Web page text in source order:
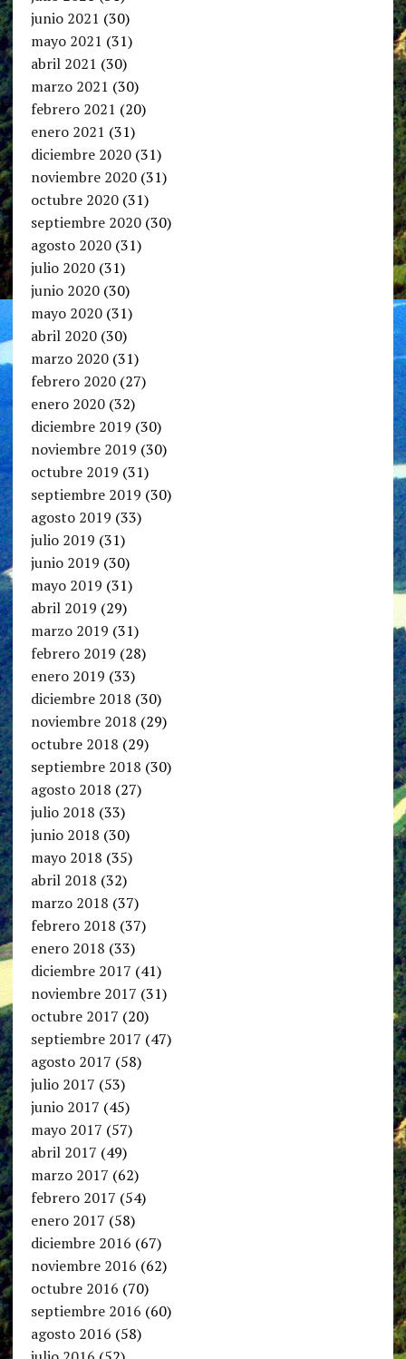
junio 2021 (30)
mayo 2021 (31)
abril 2021 (30)
marzo 2021 (30)
febrero 2021 (20)
enero 2021 (31)
diciembre 2020(31)
noviembre 2020(31)
octubre 2020(31)
septiembre 2020(30)
agosto 2020(31)
julio 2020(31)
junio 2020(30)
mayo 2020(31)
abril 2020(30)
marzo 2020(31)
febrero 2020(27)
enero 2020(32)
diciembre 2019 (30)
noviembre 2019 (30)
octubre 2019 (31)
septiembre 2019 (30)
agosto 2019 (33)
julio 2019 (31)
junio 2019 (30)
mayo 2019 (31)
abril 2019 (29)
marzo 2019 (31)
febrero 2019 (28)
enero 2019 (33)
diciembre 2018 (30)
noviembre 2018 (29)
octubre 2018 (29)
septiembre 2018 (30)
agosto 2018 (27)
julio 2018 (33)
junio 2018 (30)
mayo 2018 (35)
abril 2018 (32)
marzo 2018 (37)
febrero 2018 (37)
enero 2018 (33)
diciembre 2017 (41)
noviembre 2017 (31)
octubre 2017 (20)
septiembre 2017 (47)
agosto 2017 (58)
julio 2017 (53)
junio 2017 (45)
mayo 2017 (57)
abril 2017 (49)
marzo 2017 (62)
febrero 2017 (54)
enero 2017 (58)
diciembre 2016 (67)
noviembre 2016 (62)
octubre 2016 (70)
septiembre 2016 (60)
agosto 2016 (58)